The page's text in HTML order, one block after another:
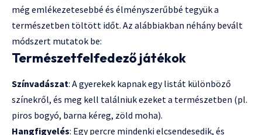
még emlékezetesebbé és élményszerűbbé tegyük a
természetben töltött időt. Az alábbiakban néhány bevált
módszert mutatok be:
Természetfelfedező játékok
Színvadászat: A gyerekek kapnak egy listát különböző
színekről, és meg kell találniuk ezeket a természetben (pl.
piros bogyó, barna kéreg, zöld moha).
Hangfigyelés: Egy percre mindenki elcsendesedik, és